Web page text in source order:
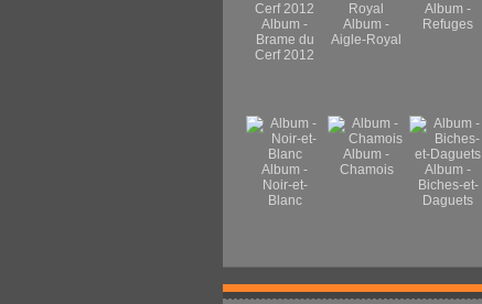
Album -
Brame du
Cerf 2012
Album -
Aigle-Royal
Album -
Refuges
Album -
Noir-et-
Blanc
Album -
Chamois
Album -
Biches-et-
Daguets